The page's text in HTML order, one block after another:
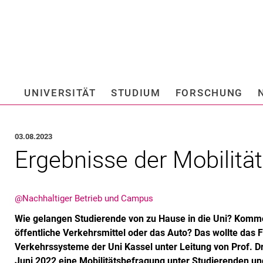
Springe direkt zu:
UNIVERSITÄT STUDIUM FORSCHUNG
03.08.2023
Ergebnisse der
@Nachhaltiger Betrieb und Campus
Wie gelangen Studierende von zu Hause in die Uni?
öffentliche Verkehrsmittel oder das Auto? Das wollte das
Verkehrssysteme der Uni Kassel unter Leitung von Prof.